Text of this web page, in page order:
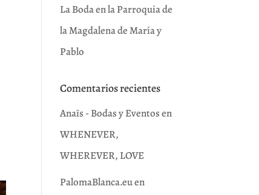
La Boda en la Parroquia de
la Magdalena de María y
Pablo
Comentarios recientes
Anaïs - Bodas y Eventosen
WHENEVER,
WHEREVER, LOVE
PalomaBlanca.euen